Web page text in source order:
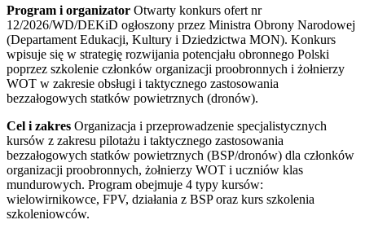
Program i organizator Otwarty konkurs ofert nr
12/2026/WD/DEKiD ogłoszony przez Ministra Obrony Narodowej
(Departament Edukacji, Kultury i Dziedzictwa MON). Konkurs
wpisuje się w strategię rozwijania potencjału obronnego Polski
poprzez szkolenie członków organizacji proobronnych i żołnierzy
WOT w zakresie obsługi i taktycznego zastosowania
bezzałogowych statków powietrznych (dronów).
Cel i zakres Organizacja i przeprowadzenie specjalistycznych
kursów z zakresu pilotażu i taktycznego zastosowania
bezzałogowych statków powietrznych (BSP/dronów) dla członków
organizacji proobronnych, żołnierzy WOT i uczniów klas
mundurowych. Program obejmuje 4 typy kursów:
wielowirnikowce, FPV, działania z BSP oraz kurs szkolenia
szkoleniowców.